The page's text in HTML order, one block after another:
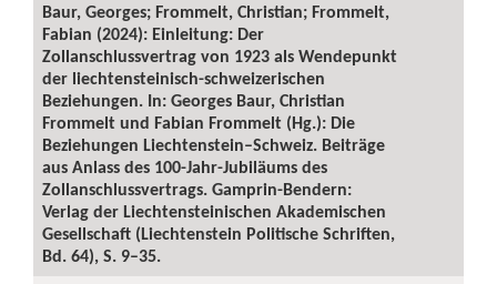
Baur, Georges; Frommelt, Christian; Frommelt,
Fabian (2024): Einleitung: Der
Zollanschlussvertrag von 1923 als Wendepunkt
der liechtensteinisch-schweizerischen
Beziehungen. In: Georges Baur, Christian
Frommelt und Fabian Frommelt (Hg.): Die
Beziehungen Liechtenstein–Schweiz. Beiträge
aus Anlass des 100-Jahr-Jubiläums des
Zollanschlussvertrags. Gamprin-Bendern:
Verlag der Liechtensteinischen Akademischen
Gesellschaft (Liechtenstein Politische Schriften,
Bd. 64), S. 9–35.